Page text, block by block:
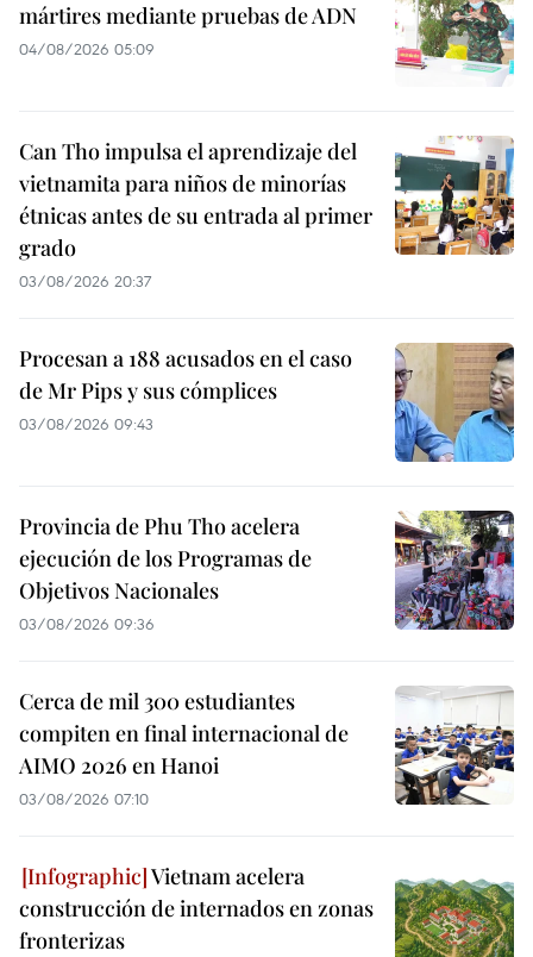
mártires mediante pruebas de ADN
04/08/2026 05:09
Can Tho impulsa el aprendizaje del
vietnamita para niños de minorías
étnicas antes de su entrada al primer
grado
03/08/2026 20:37
Procesan a 188 acusados en el caso
de Mr Pips y sus cómplices
03/08/2026 09:43
Provincia de Phu Tho acelera
ejecución de los Programas de
Objetivos Nacionales
03/08/2026 09:36
Cerca de mil 300 estudiantes
compiten en final internacional de
AIMO 2026 en Hanoi
03/08/2026 07:10
Vietnam acelera
construcción de internados en zonas
fronterizas